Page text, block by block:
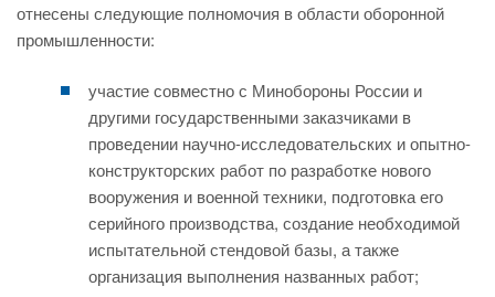
отнесены следующие полномочия в области оборонной
промышленности:
участие совместно с Минобороны России и
другими государственными заказчиками в
проведении научно-исследовательских и опытно-
конструкторских работ по разработке нового
вооружения и военной техники, подготовка его
серийного производства, создание необходимой
испытательной стендовой базы, а также
организация выполнения названных работ;